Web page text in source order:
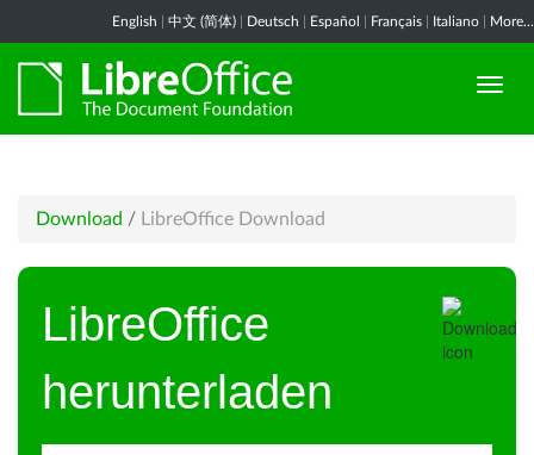
English 中文 (简体) Deutsch Español Français Italiano More...
Download / LibreOffice Download
LibreOffice
herunterladen